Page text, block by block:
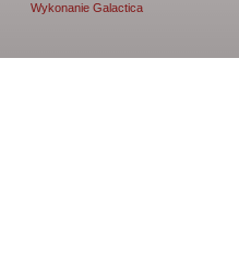
Wykonanie Galactica